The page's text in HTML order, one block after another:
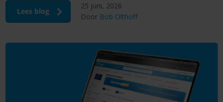
aansluiten en kopiëren. Wil je foto's altijd automatisch
beschikbaar hebben op al je […]
Lees blog
25 juni, 2026
Door Bob Olthoff